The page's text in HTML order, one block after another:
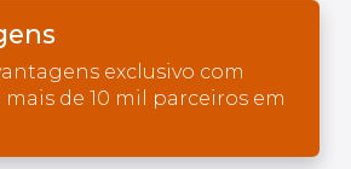
exclusivo com
de 10 mil parceiros em